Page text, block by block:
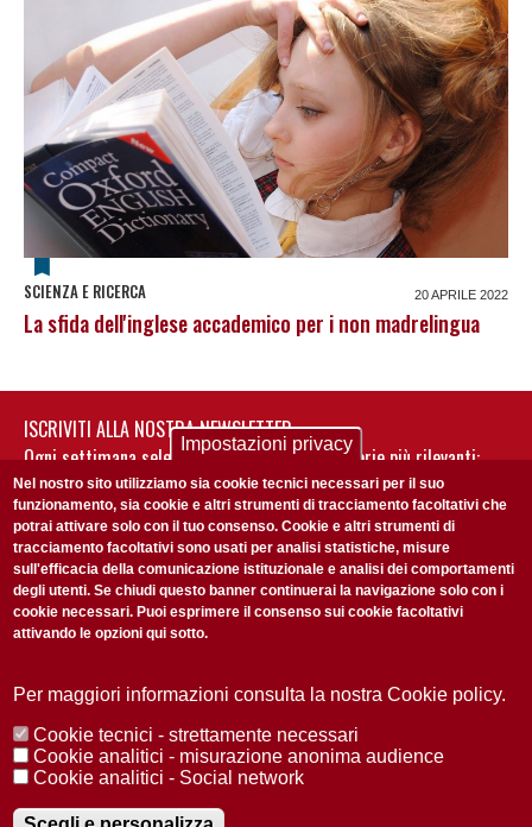
SCIENZA E RICERCA 20 APRILE 2022
La sfida dell'inglese accademico per i non madrelingua
ISCRIVITI ALLA NOSTRA NEWSLETTER
Ogni settimana selezioniamo per te nostre storie più rilevanti:
non perderti gli aggiornamenti della nostra newsletter
Accetto laPrivacy Policy
Redazione Copyright Privacy
Area stampa
© 2025 Università di Padova
Registrazione presso il Tribunale di Padova n. 2097/2012 del 18 giugno
Impostazioni privacy
Nel nostro sito utilizziamo sia cookie tecnici necessari per il suo
funzionamento, sia cookie e altri strumenti di tracciamento facoltativi che
potrai attivare solo con il tuo consenso. Cookie e altri strumenti di
tracciamento facoltativi sono usati per analisi statistiche, misure
sull'efficacia della comunicazione istituzionale e analisi dei comportamenti
degli utenti. Se chiudi questo banner continuerai la navigazione solo con i
cookie necessari. Puoi esprimere il consenso sui cookie facoltativi
attivando le opzioni qui sotto.
Per maggiori informazioni consulta la nostra Cookie policy.
Cookie tecnici - strettamente necessari
Cookie analitici - misurazione anonima audience
Cookie analitici - Social network